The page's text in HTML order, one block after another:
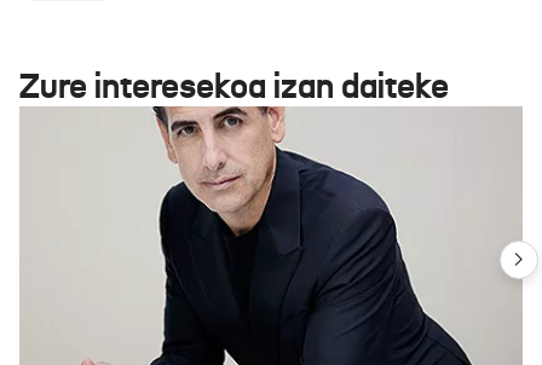
Zure interesekoa izan daiteke